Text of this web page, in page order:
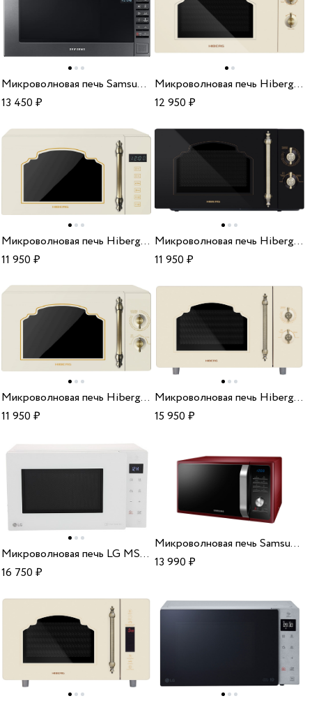
Микроволновая печь Samsung ME 88 SUG/BW
13 450₽
Микроволновая печь Hiberg VM-4285 YR
12 950₽
Микроволновая печь Hiberg VM-4088 YR
11 950₽
Микроволновая печь Hiberg VM-4288 BR
11 950₽
Микроволновая печь Hiberg VM-4288 YR
11 950₽
Микроволновая печь Hiberg VM-4582 YR
15 950₽
Микроволновая печь LG MS2595GIH
16 750₽
Микроволновая печь Samsung MS 23 F301 TQR
13 990₽